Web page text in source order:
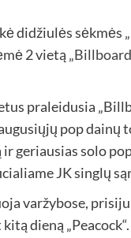
didžiulės
2 vietą
praleidusia
pop dainų
geriausias solo
JK singlų
varžybose,
dieną „Peacock“.